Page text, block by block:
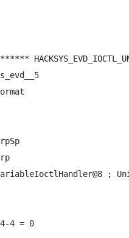
;
4-4 = 0